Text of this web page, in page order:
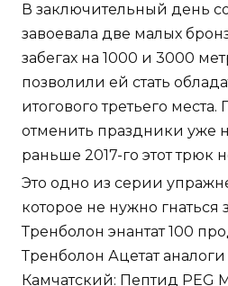
В заключительный день
завоевала две малых
забегах на 1000 и 3000
позволили ей стать
итогового третьего места.
отменить праздники уже
раньше 2017-го этот трюк
Это одно из серии
которое не нужно
Тренболон энантат 100
Тренболон Ацетат
Камчатский: Пептид PEG